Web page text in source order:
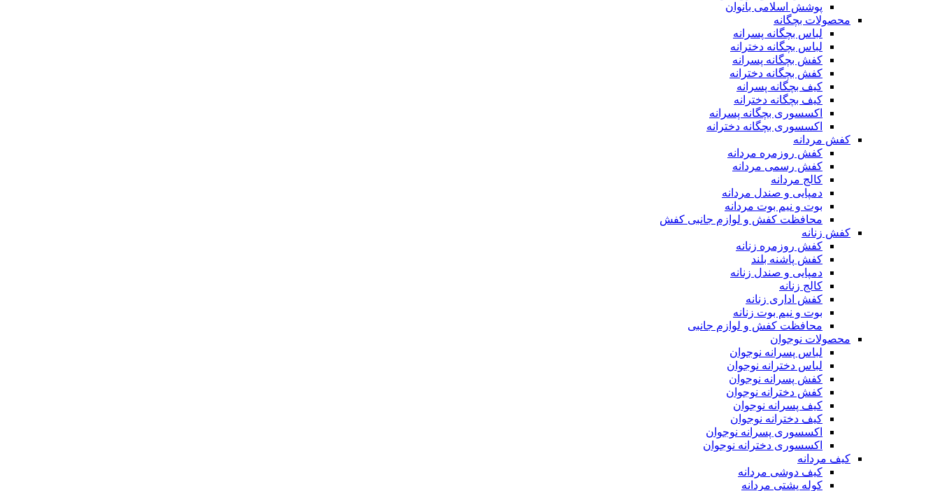
پوشش اسلامی بانوان
محصولات بچگانه
لباس بچگانه پسرانه
لباس بچگانه دخترانه
کفش بچگانه پسرانه
کفش بچگانه دخترانه
کیف بچگانه پسرانه
کیف بچگانه دخترانه
اکسسوری بچگانه پسرانه
اکسسوری بچگانه دخترانه
کفش مردانه
کفش روزمره مردانه
کفش رسمی مردانه
کالج مردانه
دمپایی و صندل مردانه
بوت و نیم بوت مردانه
محافظت کفش و لوازم جانبی کفش
کفش زنانه
کفش روزمره زنانه
کفش پاشنه بلند
دمپایی و صندل زنانه
کالج زنانه
کفش اداری زنانه
بوت و نیم بوت زنانه
محافظت کفش و لوازم جانبی
محصولات نوجوان
لباس پسرانه نوجوان
لباس دخترانه نوجوان
کفش پسرانه نوجوان
کفش دخترانه نوجوان
کیف پسرانه نوجوان
کیف دخترانه نوجوان
اکسسوری پسرانه نوجوان
اکسسوری دخترانه نوجوان
کیف مردانه
کیف دوشی مردانه
کوله پشتی مردانه